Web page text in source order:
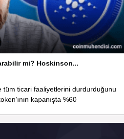
mi? Hoskinson...
tüm ticari faaliyetlerini durdurduğunu
kapanışta %60